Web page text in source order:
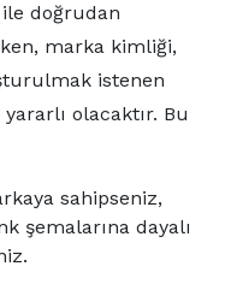
doğrudan
marka kimliği,
istenen
olacaktır. Bu
sahipseniz,
şemalarına dayalı